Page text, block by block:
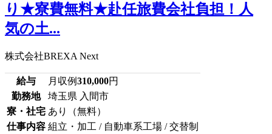
り★寮費無料★赴任旅費会社負担！人
気の土...
株式会社BREXA Next
給与 月収例310,000円
勤務地
埼玉県 入間市
寮・社宅 あり（無料）
仕事内容 組立・加工 / 自動車系工場 / 交替制